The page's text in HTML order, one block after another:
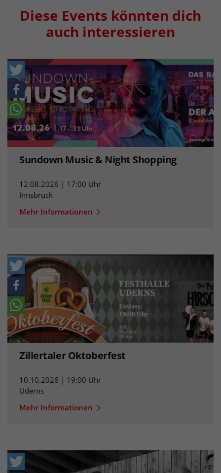
Diese Events könnten dich
auch interessieren
Sundown Music & Night Shopping
12.08.2026 | 17:00 Uhr
Innsbruck
Mehr Informationen
Zillertaler Oktoberfest
10.10.2026 | 19:00 Uhr
Uderns
Mehr Informationen